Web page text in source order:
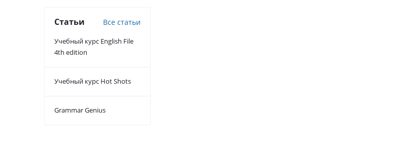
Статьи Все статьи
Учебный курс English File
4th edition
Учебный курс Hot Shots
Grammar Genius